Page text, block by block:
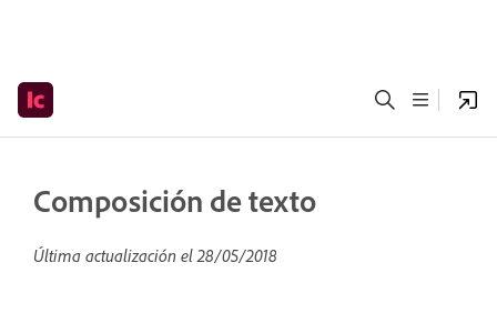
Composición de texto
Última actualización el28/05/2018